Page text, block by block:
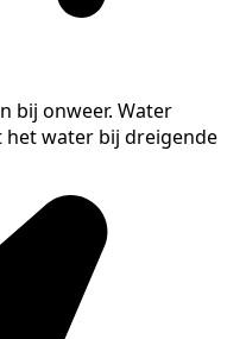
bij onweer. Water
water bij dreigende